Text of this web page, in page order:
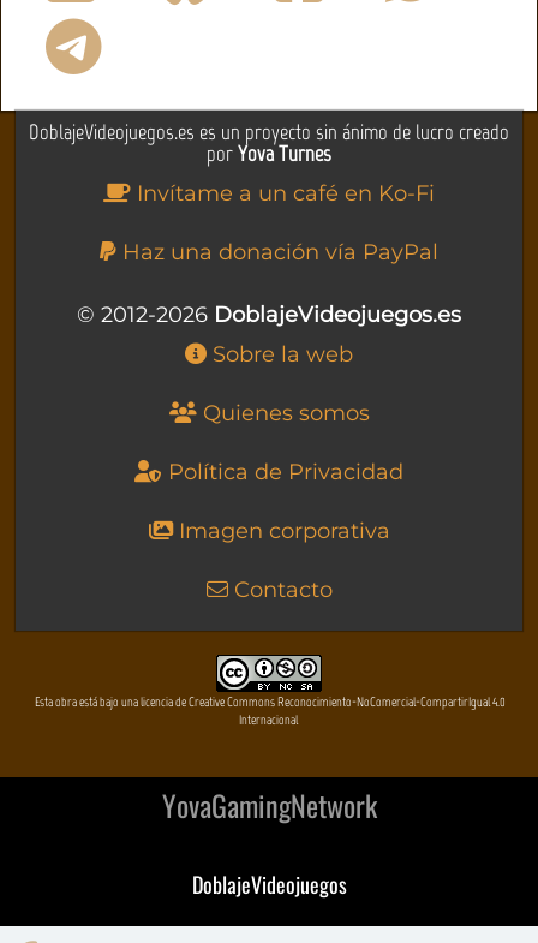
DoblajeVideojuegos.es es un proyecto sin ánimo de lucro creado
porYova Turnes
Invítame a un café en Ko-Fi
Haz una donación vía PayPal
© 2012-2026 DoblajeVideojuegos.es
Sobre la web
Quienes somos
Política de Privacidad
Imagen corporativa
Contacto
Esta obra está bajo una licencia de Creative Commons Reconocimiento-NoComercial-CompartirIgual 4.0
Internacional
YovaGamingNetwork
DoblajeVideojuegos
DeVuego